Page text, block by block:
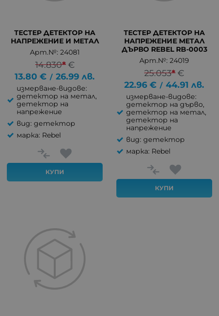
ТЕСТЕР ДЕТЕКТОР НА
НАПРЕЖЕНИЕ И МЕТАЛ
Арт.№: 24081
14.830* €
13.80 € / 26.99 лв.
измерване-видове:
детектор на метал,
детектор на
напрежение
вид: детектор
марка: Rebel
КУПИ
ТЕСТЕР ДЕТЕКТОР НА
НАПРЕЖЕНИЕ МЕТАЛ
ДЪРВО REBEL RB-0003
Арт.№: 24019
25.053*€
22.96 € / 44.91 лв.
измерване-видове:
детектор на дърво,
детектор на метал,
детектор на
напрежение
вид: детектор
марка: Rebel
КУПИ